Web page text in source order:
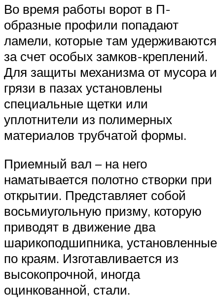
Во время работы ворот в П-
образные профили попадают
ламели, которые там удерживаются
за счет особых замков-креплений.
Для защиты механизма от мусора и
грязи в пазах установлены
специальные щетки или
уплотнители из полимерных
материалов трубчатой формы.
Приемный вал – на него
наматывается полотно створки при
открытии. Представляет собой
восьмиугольную призму, которую
приводят в движение два
шарикоподшипника, установленные
по краям. Изготавливается из
высокопрочной, иногда
оцинкованной, стали.